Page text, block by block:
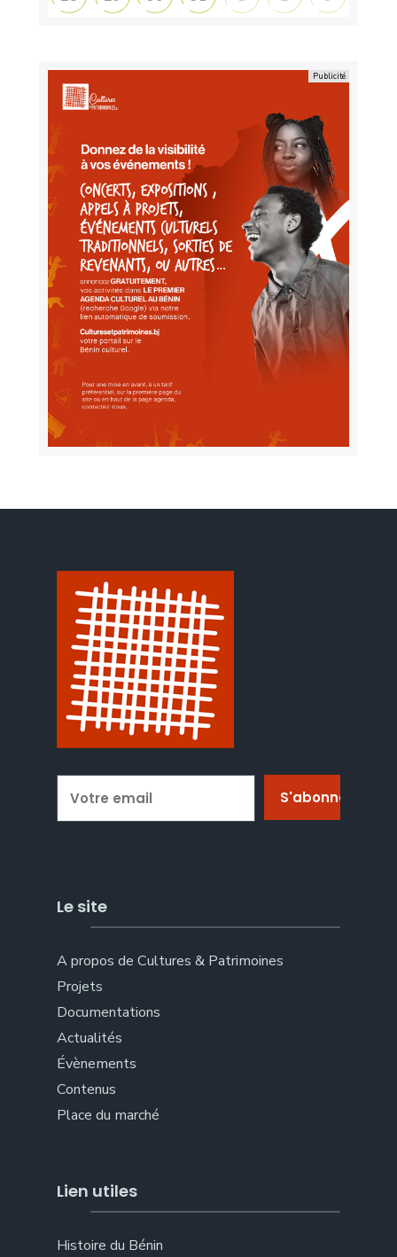
Le site
A propos de Cultures & Patrimoines
Projets
Documentations
Actualités
Évènements
Contenus
Place du marché
Lien utiles
Histoire du Bénin